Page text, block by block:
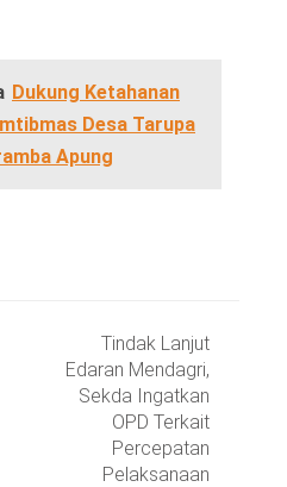
Dukung Ketahanan
Desa Tarupa
Apung
Tindak Lanjut
Edaran Mendagri,
Sekda Ingatkan
OPD Terkait
Percepatan
Pelaksanaan